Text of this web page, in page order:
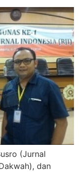
(Jurnal
dan